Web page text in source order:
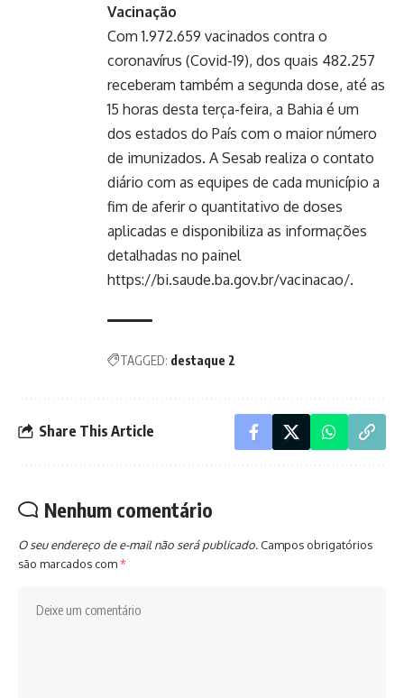
Vacinação
Com 1.972.659 vacinados contra o
coronavírus (Covid-19), dos quais 482.257
receberam também a segunda dose, até as
15 horas desta terça-feira, a Bahia é um
dos estados do País com o maior número
de imunizados. A Sesab realiza o contato
diário com as equipes de cada município a
fim de aferir o quantitativo de doses
aplicadas e disponibiliza as informações
detalhadas no painel
https://bi.saude.ba.gov.br/vacinacao/.
TAGGED: destaque 2
Share This Article
Nenhum comentário
O seu endereço de e-mail não será publicado. Campos obrigatórios
são marcados com*